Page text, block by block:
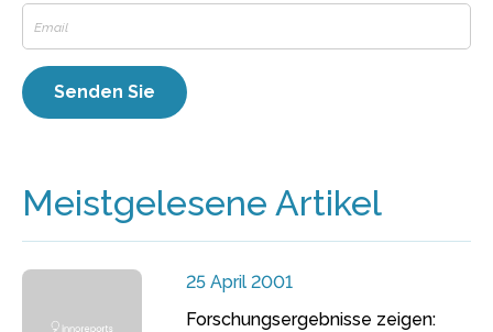
Meistgelesene Artikel
25 April 2001
Forschungsergebnisse zeigen: